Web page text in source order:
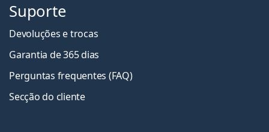
Suporte
Devoluções e trocas
Garantia de 365 dias
Perguntas frequentes (FAQ)
Secção do cliente